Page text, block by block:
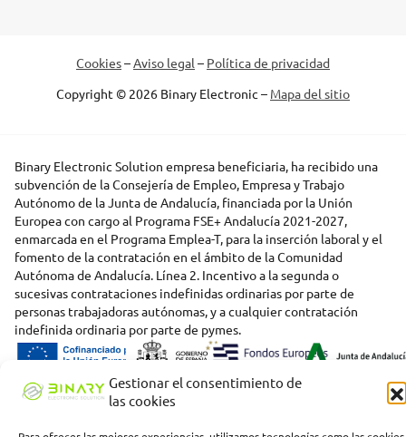
Gestionar el consentimiento de
las cookies
Cookies–Aviso legal – Política de privacidad
Copyright © 2026 Binary Electronic – Mapa del sitio
Binary Electronic Solution empresa beneficiaria, ha recibido una
subvención de la Consejería de Empleo, Empresa y Trabajo
Autónomo de la Junta de Andalucía, financiada por la Unión
Europea con cargo al Programa FSE+ Andalucía 2021-2027,
enmarcada en el Programa Emplea-T, para la inserción laboral y el
fomento de la contratación en el ámbito de la Comunidad
Autónoma de Andalucía. Línea 2. Incentivo a la segunda o
sucesivas contrataciones indefinidas ordinarias por parte de
personas trabajadoras autónomas, y a cualquier contratación
indefinida ordinaria por parte de pymes.